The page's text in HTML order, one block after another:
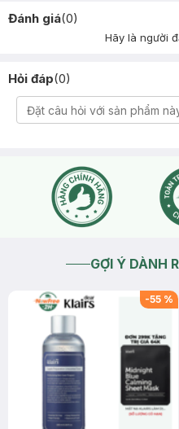
Đánh giá(0)
Hãy là người
Hỏi đáp(0)
GỢI Ý DÀNH
-55 %